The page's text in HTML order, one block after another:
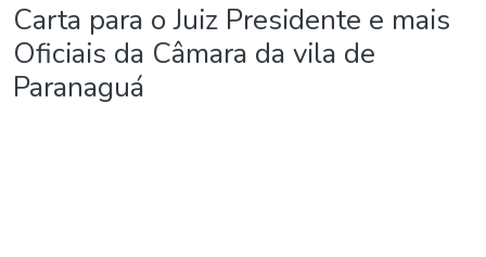
Estatísticas
Carta para o Juiz Presidente e mais
Oficiais da Câmara da vila de
Paranaguá